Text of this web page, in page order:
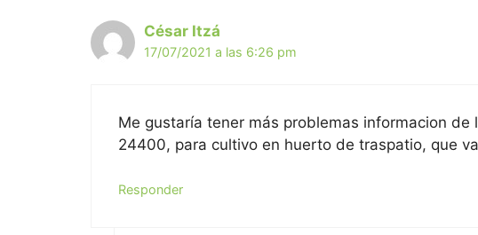
César Itzá
17/07/2021 a las 6:26 pm
Me gustaría tener más problemas informacion
24400, para cultivo en huerto de traspatio, que
Responder